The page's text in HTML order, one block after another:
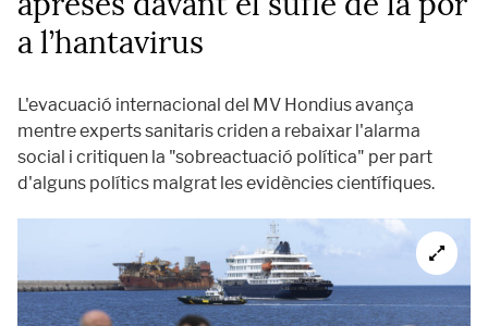
a l’hantavirus
L'evacuació internacional del MV Hondius avança
mentre experts sanitaris criden a rebaixar l'alarma
social i critiquen la "sobreactuació política" per part
d'alguns polítics malgrat les evidències científiques.